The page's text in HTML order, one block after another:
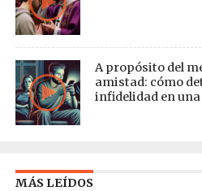
A propósito del
amistad: cómo
infidelidad en
MÁS LEÍDOS